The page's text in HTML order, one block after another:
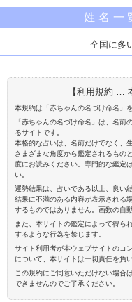
姓名一
全国に多
【利用規約 …
本規約は「赤ちゃんの名づけ命名」
「赤ちゃんの名づけ命名」は、名前
るサイトです。
本格的な占いは、名前だけでなく、
さまざまな角度から鑑定されるもの
度にお読みください。専門的な鑑定
い。
運勢結果は、占いである以上、良い
結果に不満のある内容が表示される
するものではありません。画数の自
また、本サイトの鑑定によって得ら
するような行為を禁じます。
サイト利用者が本ウェブサイトのコ
について、本サイトは一切責任を負い
この規約にご同意いただけない場合
できませんのでご了承ください。